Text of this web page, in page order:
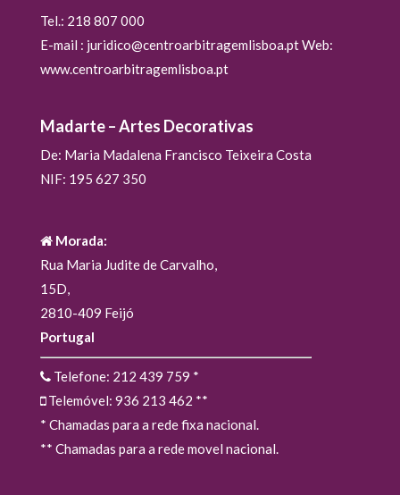
Tel.: 218 807 000
E-mail : juridico@centroarbitragemlisboa.pt Web:
www.centroarbitragemlisboa.pt
Madarte – Artes Decorativas
De: Maria Madalena Francisco Teixeira Costa
NIF: 195 627 350
Morada:
Rua Maria Judite de Carvalho,
15D,
2810-409 Feijó
Portugal
Telefone: 212 439 759 *
Telemóvel: 936 213 462 **
* Chamadas para a rede fixa nacional.
** Chamadas para a rede movel nacional.